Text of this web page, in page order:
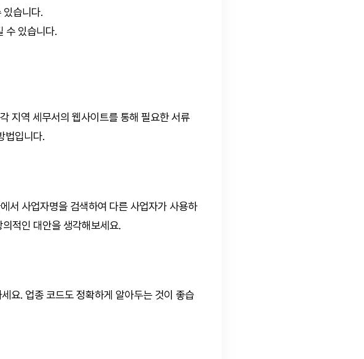
있습니다.
수 있습니다.
지역 세무서의 웹사이트를 통해 필요한 서류
법입니다.
서 사업자명을 검색하여 다른 사업자가 사용하
적인 대안을 생각해보세요.
요. 업종 코드도 정확하게 알아두는 것이 좋습